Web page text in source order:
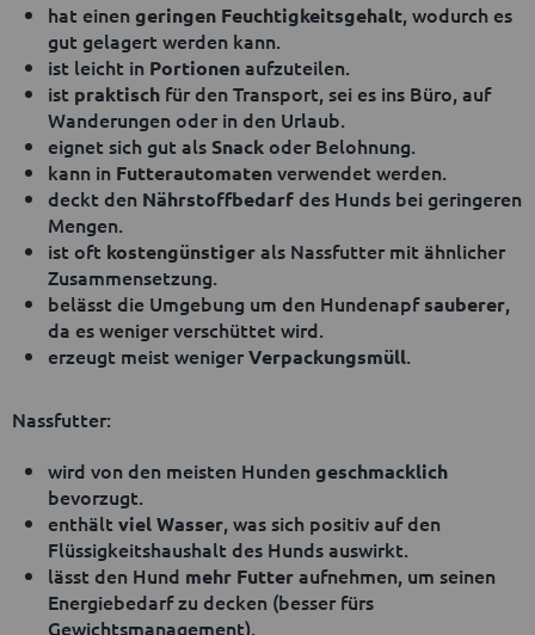
hat einengeringen Feuchtigkeitsgehalt, wodurch es
gut gelagert werden kann.
ist leicht in Portionenaufzuteilen.
ist praktisch für den Transport, sei es ins Büro, auf
Wanderungen oder in den Urlaub.
eignet sich gut als Snackoder Belohnung.
kann in Futterautomatenverwendet werden.
deckt den Nährstoffbedarfdes Hunds bei geringeren
Mengen.
ist oft kostengünstigerals Nassfutter mit ähnlicher
Zusammensetzung.
belässt die Umgebung um den Hundenapfsauberer,
da es weniger verschüttet wird.
erzeugt meist wenigerVerpackungsmüll.
Nassfutter:
wird von den meisten Hundengeschmacklich
bevorzugt.
enthältviel Wasser, was sich positiv auf den
Flüssigkeitshaushalt des Hunds auswirkt.
lässt den Hund mehr Futteraufnehmen, um seinen
Energiebedarf zu decken (besser fürs
Gewichtsmanagement).